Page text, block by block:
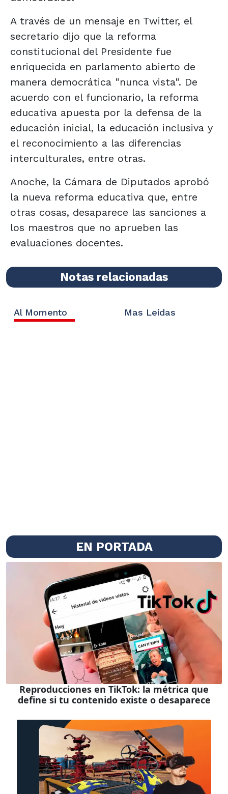
A través de un mensaje en Twitter, el
secretario dijo que la reforma
constitucional del Presidente fue
enriquecida en parlamento abierto de
manera democrática "nunca vista". De
acuerdo con el funcionario, la reforma
educativa apuesta por la defensa de la
educación inicial, la educación inclusiva y
el reconocimiento a las diferencias
interculturales, entre otras.
Anoche, la Cámara de Diputados aprobó
la nueva reforma educativa que, entre
otras cosas, desaparece las sanciones a
los maestros que no aprueben las
evaluaciones docentes.
Notas relacionadas
Al Momento Mas Leídas
EN PORTADA
Reproducciones en TikTok: la métrica que
define si tu contenido existe o desaparece